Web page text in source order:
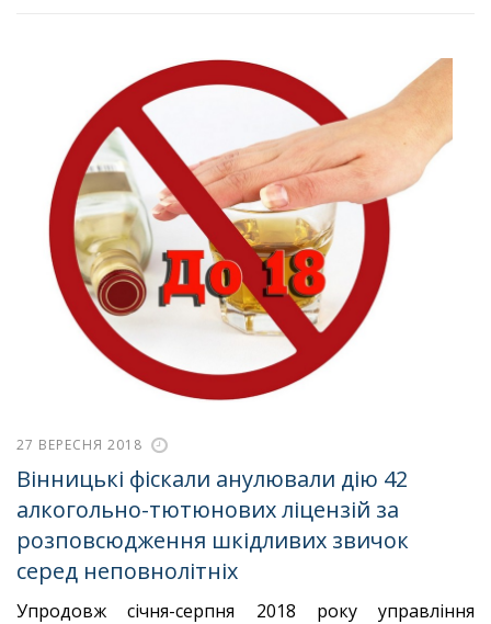
27 ВЕРЕСНЯ 2018
Вінницькі фіскали анулювали дію 42
алкогольно-тютюнових ліцензій за
розповсюдження шкідливих звичок
серед неповнолітніх
Упродовж січня-серпня 2018 року управління